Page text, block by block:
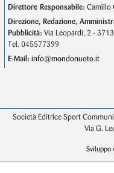
Direttore Responsabile: Camillo
Direzione, Redazione,
Pubblicità: Via Leopardi, 2 -
Tel. 045577399
E-Mail: info@mondonuoto.it
Società Editrice Sport
Via G.
Sviluppo